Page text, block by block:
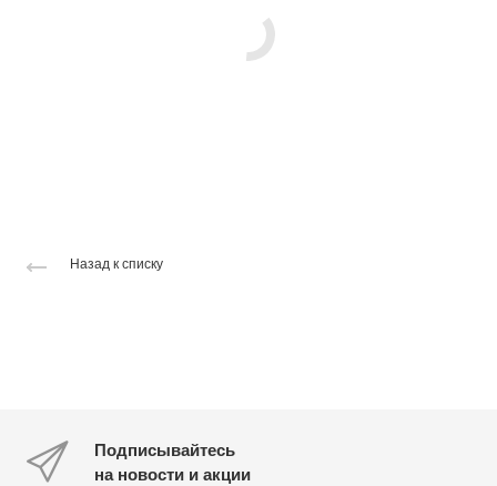
Назад к списку
Подписывайтесь
на новости и акции